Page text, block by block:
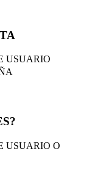
USUARIO
USUARIO O